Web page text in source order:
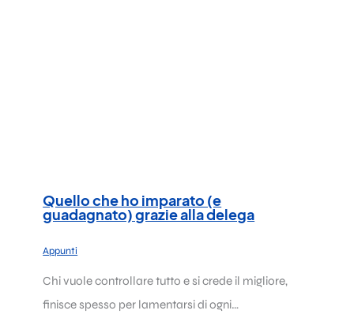
Quello che ho imparato (e
guadagnato) grazie alla delega
Appunti
Chi vuole controllare tutto e si crede il migliore,
finisce spesso per lamentarsi di ogni…